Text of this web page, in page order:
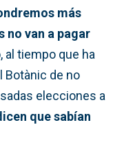
más
no van a pagar
al tiempo que ha
Botànic de no
elecciones a
que sabían